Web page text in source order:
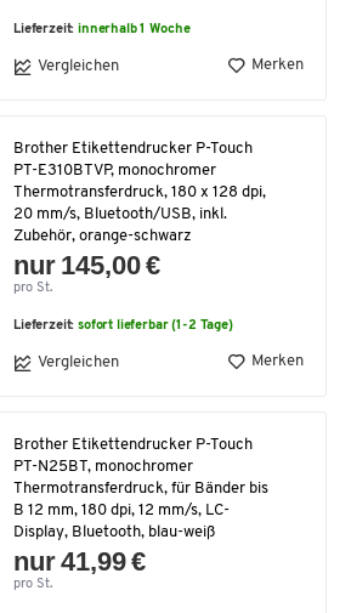
Lieferzeit:innerhalb 1 Woche
Vergleichen Merken
Brother Etikettendrucker P-Touch
PT-E310BTVP, monochromer
Thermotransferdruck, 180 x 128 dpi,
20 mm/s, Bluetooth/USB, inkl.
Zubehör, orange-schwarz
nur 145,00 €
pro St.
Lieferzeit:sofort lieferbar (1-2 Tage)
Vergleichen Merken
Brother Etikettendrucker P-Touch
PT-N25BT, monochromer
Thermotransferdruck, für Bänder bis
B 12 mm, 180 dpi, 12 mm/s, LC-
Display, Bluetooth, blau-weiß
nur 41,99 €
pro St.